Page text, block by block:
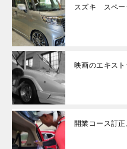
スズキ スペー
映画のエキスト
開業コース訂正